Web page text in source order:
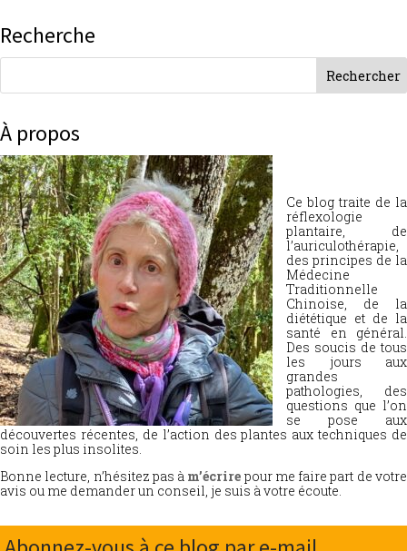
Recherche
À propos
Ce blog traite de la
réflexologie
plantaire, de
l’auriculothérapie,
des principes de la
Médecine
Traditionnelle
Chinoise, de la
diététique et de la
santé en général.
Des soucis de tous
les jours aux
grandes
pathologies, des
questions que l’on
se pose aux
découvertes récentes, de l’action des plantes aux techniques de
soin les plus insolites.
Bonne lecture, n’hésitez pas à m’écrire pour me faire part de votre
avis ou me demander un conseil, je suis à votre écoute.